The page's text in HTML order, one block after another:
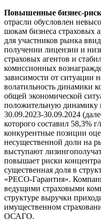
Повышенные бизнес-
отрасли обусловлен
шокам бизнеса страховых
для участников рынка
получении лицензии и
страховых агентов и
комиссионных
зависимости от ситуации
волатильность динамики
общей экономической
положительную динамику
30.09.2023-30.09.2024
которого составил 58,3%
конкурентные позиции
несущественной доли на
выступают
повышает риски
существенная доля в
«РЕСО-Гарантия».
ведущими страховыми
структуре выручки
имущественном
ОСАГО.